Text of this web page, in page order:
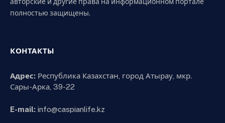
полностью защищены.
КОНТАКТЫ
Адрес: Республика Казахстан, город Атырау, мкр.
Сары-Арка, 39-22
E-mail: info@caspianlife.kz